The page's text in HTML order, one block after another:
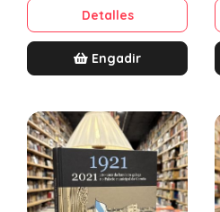
Detalles
Engadir